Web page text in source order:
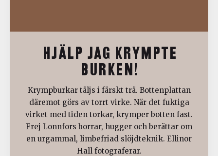
HJÄLP JAG KRYMPTE
BURKEN!
Krympburkar täljs i färskt trä. Bottenplattan
däremot görs av torrt virke. När det fuktiga
virket med tiden torkar, krymper botten fast.
Frej Lonnfors borrar, hugger och berättar om
en urgammal, limbefriad slöjdteknik. Ellinor
Hall fotograferar.